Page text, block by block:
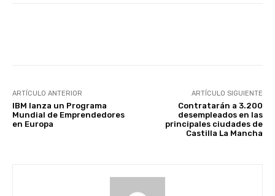
ARTÍCULO ANTERIOR
IBM lanza un Programa
Mundial de Emprendedores
en Europa
ARTÍCULO SIGUIENTE
Contratarán a 3.200
desempleados en las
principales ciudades de
Castilla La Mancha